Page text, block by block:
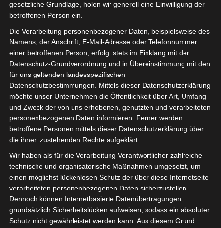
Fast täglich trifft sich der Vorstand so oder in anderen
Maßnahmen und das weitere Vorgehen zu sprechen.
Via GoToMeeting können wir einen regen Austausch halten, wir
gesetzliche Grundlage, holen wir generell eine Einwilligung der
betroffenen Person ein.
Die Verarbeitung personenbezogener Daten, beispielsweise des
Namens, der Anschrift, E-Mail-Adresse oder Telefonnummer
einer betroffenen Person, erfolgt stets im Einklang mit der
Datenschutz-Grundverordnung und in Übereinstimmung mit den
für uns geltenden landesspezifischen
Datenschutzbestimmungen. Mittels dieser Datenschutzerklärung
möchte unser Unternehmen die Öffentlichkeit über Art, Umfang
und Zweck der von uns erhobenen, genutzten und verarbeiteten
personenbezogenen Daten informieren. Ferner werden
betroffene Personen mittels dieser Datenschutzerklärung über
die ihnen zustehenden Rechte aufgeklärt.
Wir haben als für die Verarbeitung Verantwortlicher zahlreiche
technische und organisatorische Maßnahmen umgesetzt, um
einen möglichst lückenlosen Schutz der über diese Internetseite
verarbeiteten personenbezogenen Daten sicherzustellen.
Dennoch können Internetbasierte Datenübertragungen
grundsätzlich Sicherheitslücken aufweisen, sodass ein absoluter
Schutz nicht gewährleistet werden kann. Aus diesem Grund